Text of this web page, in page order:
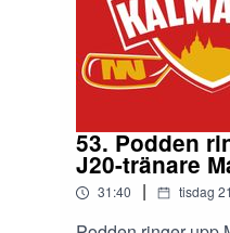
53. Podden
J20-tränare
31:40 | tisdag